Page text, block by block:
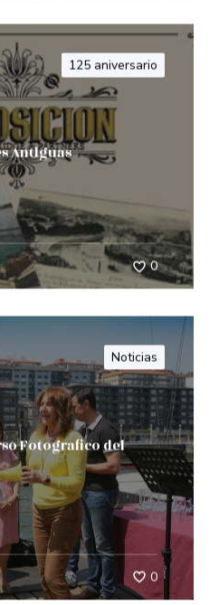
125 aniversario
Antiguas
0
Noticias
Fotografico del
0